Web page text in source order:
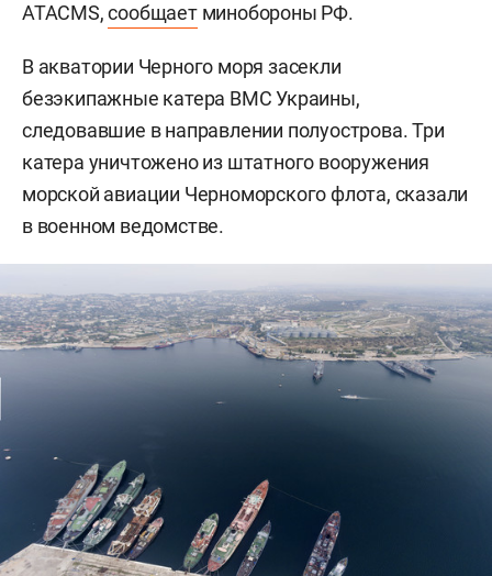
ATACMS,сообщаетминобороны РФ.
В акватории Черного моря засекли
безэкипажные катера ВМС Украины,
следовавшие в направлении полуострова. Три
катера уничтожено из штатного вооружения
морской авиации Черноморского флота, сказали
в военном ведомстве.